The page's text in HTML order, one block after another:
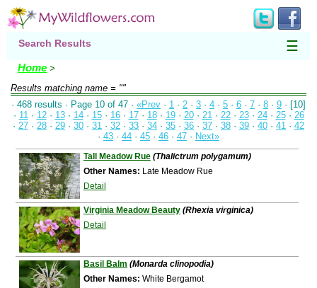
Search Results ☰
Home >
Results matching name = ""
· 468 results · Page 10 of 47 · «Prev · 1 · 2 · 3 · 4 · 5 · 6 · 7 · 8 · 9 · [10]
· 11· 12· 13· 14· 15· 16· 17· 18· 19· 20· 21· 22· 23· 24· 25· 26
· 27 · 28 · 29 · 30 · 31 · 32 · 33 · 34 · 35 · 36 · 37 · 38 · 39 · 40 · 41 · 42
· 43 · 44 · 45 · 46 · 47 · Next»
Tall Meadow Rue (Thalictrum polygamum)
Other Names: Late Meadow Rue
Detail
Virginia Meadow Beauty (Rhexia virginica)
Detail
Basil Balm (Monarda clinopodia)
Other Names: White Bergamot